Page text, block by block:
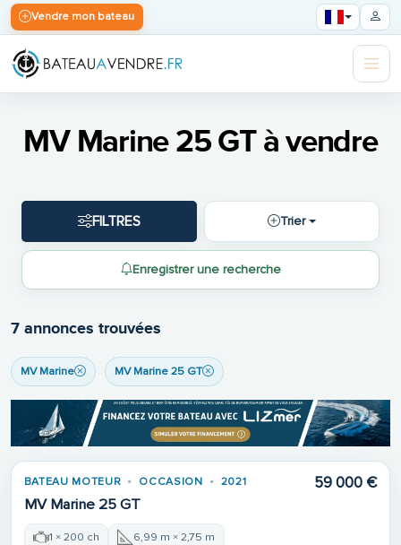
Vendre mon bateau
MV Marine 25 GT à vendre
FILTRES Trier
Enregistrer une recherche
7 annonces trouvées
MV Marine MV Marine 25 GT
BATEAU MOTEUR OCCASION 2021
MV Marine 25 GT
59 000 €
1 × 200 ch 6,99 m × 2,75 m